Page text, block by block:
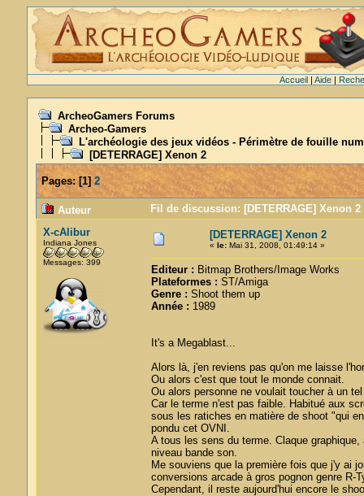
Accueil| Aide|
ArcheoGamers Forums
Archeo-Gamers
L'archéologie des jeux vidéos - Périmètre de fouille
[DETERRAGE] Xenon 2
Pages:[1] 2
Auteur
Fil de discussion: [DETERRAGE] Xenon
X-cAlibur
Indiana Jones
Messages: 399
[DETERRAGE] Xenon 2
« le:Mai 31, 2008, 01:49:14 »
Editeur : Bitmap Brothers/Image Works
Plateformes : ST/Amiga
Genre : Shoot them up
Année : 1989
It's a Megablast...
Alors là, j'en reviens pas qu'on me laisse
Ou alors c'est que tout le monde connait.
Ou alors personne ne voulait toucher à un
Car le terme n'est pas faible. Habitué aux
sous les ratiches en matière de shoot "qui
pondu cet OVNI.
A tous les sens du terme. Claque
niveau bande son.
Me souviens que la première fois que j'y ai
conversions arcade à gros pognon genre R-
Cependant, il reste aujourd'hui encore le